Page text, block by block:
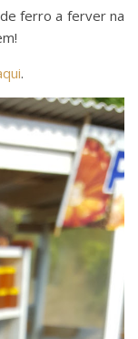
ferro a ferver na
.